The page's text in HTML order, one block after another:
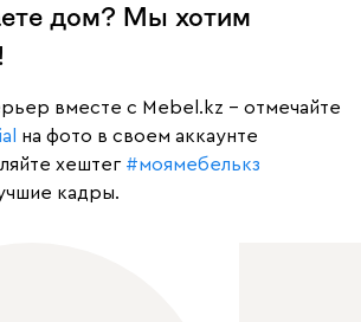
дом? Мы хотим
вместе с Mebel.kz – отмечайте
на фото в своем аккаунте
хештег #моямебелькз
кадры.